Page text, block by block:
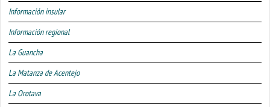
Información insular
Información regional
La Guancha
La Matanza de Acentejo
La Orotava